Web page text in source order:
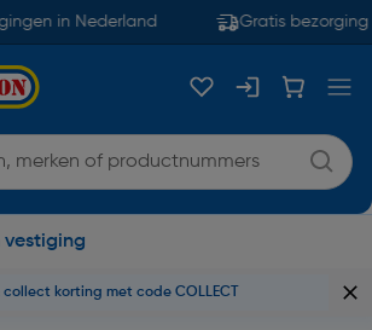
in Nederland Gratis bezorging
vestiging
collect korting met code COLLECT